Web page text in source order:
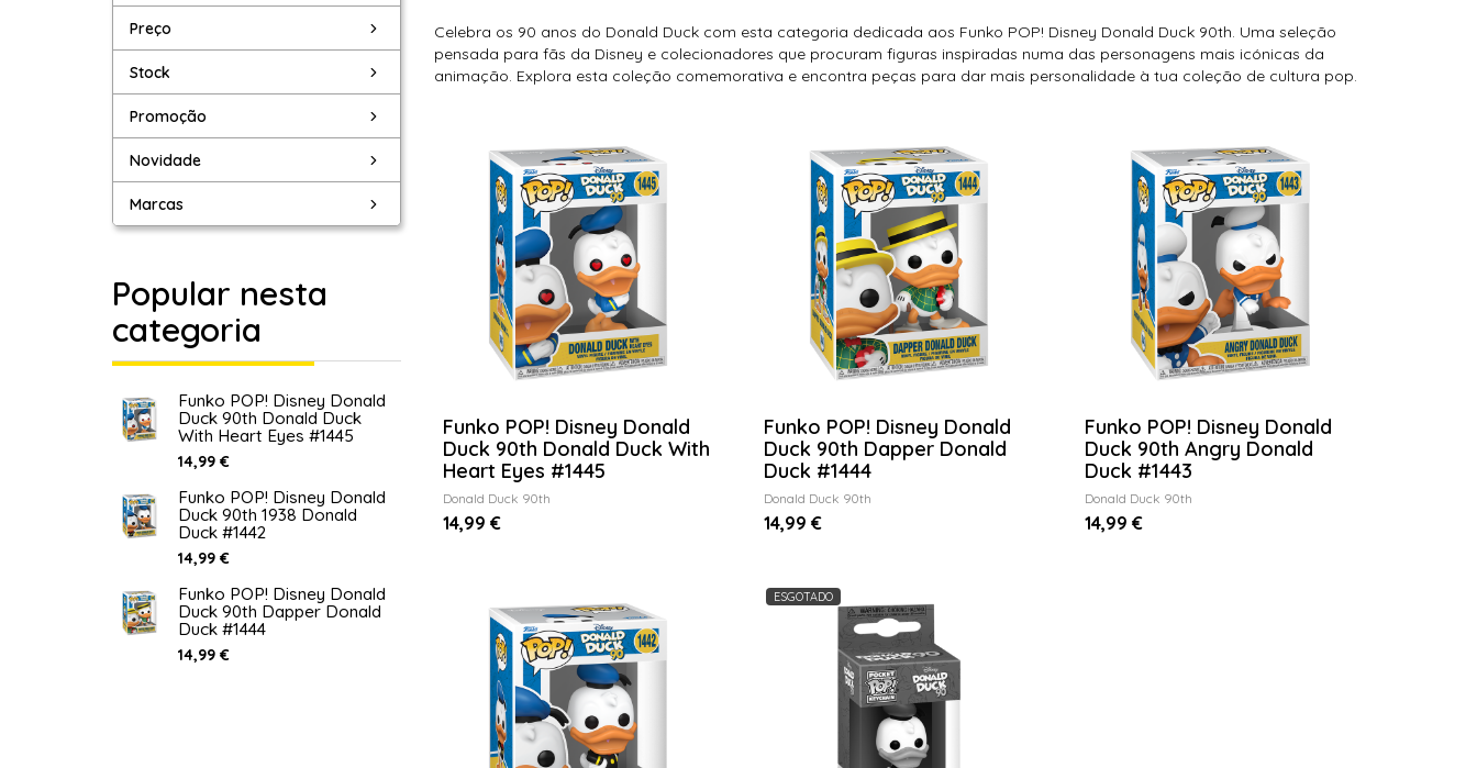
Preço
Stock
Promoção
Novidade
Marcas
Popular nesta
categoria
Funko POP! Disney Donald
Duck 90th Donald Duck
With Heart Eyes #1445
14,99 €
Funko POP! Disney Donald
Duck 90th 1938 Donald
Duck #1442
14,99 €
Funko POP! Disney Donald
Duck 90th Dapper Donald
Duck #1444
14,99 €
Celebra os 90 anos do Donald Duck com esta categoria dedicada aos Funko POP! Disney Donald Duck 90th. Uma seleção
pensada para fãs da Disney e colecionadores que procuram figuras inspiradas numa das personagens mais icónicas da
animação. Explora esta coleção comemorativa e encontra peças para dar mais personalidade à tua coleção de cultura pop.
Funko POP! Disney Donald
Duck 90th Donald Duck With
Heart Eyes #1445
Donald Duck 90th
14,99 €
Funko POP! Disney Donald
Duck 90th Dapper Donald
Duck #1444
Donald Duck 90th
14,99 €
Funko POP! Disney Donald
Duck 90th Angry Donald
Duck #1443
Donald Duck 90th
14,99 €
ESGOTADO